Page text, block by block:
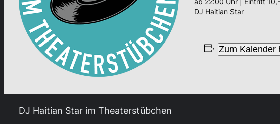
DJ Haitian Star
Zum Kalender
DJ Haitian Star im Theaterstübchen